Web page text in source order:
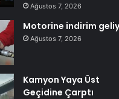
Ağustos 7, 2026
Motorine indirim
Ağustos 7, 2026
Kamyon Yaya Üst
Geçidine Çarptı